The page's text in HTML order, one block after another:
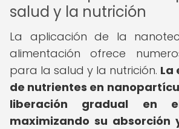
salud y la nutrición
La aplicación de la
alimentación ofrece
para la salud y la nutrición. La
de nutrientes en
liberación gradual en
maximizando su absorción